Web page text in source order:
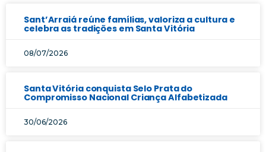
Sant’Arraiá reúne famílias, valoriza a cultura e
celebra as tradições em Santa Vitória
08/07/2026
Santa Vitória conquista Selo Prata do
Compromisso Nacional Criança Alfabetizada
30/06/2026